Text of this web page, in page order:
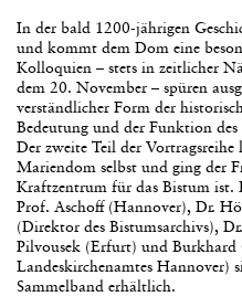
In der bald 1200-jährigen
und kommt dem Dom eine
Kolloquien – stets in zeitlicher
dem 20. November – spüren
verständlicher Form der
Bedeutung und der Funktion
Der zweite Teil der Vortragsreihe
Mariendom selbst und ging der
Kraftzentrum für das Bistum ist.
Prof. Aschoff (Hannover), Dr.
(Direktor des Bistumsarchivs),
Pilvousek (Erfurt) und Burkhard
Landeskirchenamtes Hannover)
Sammelband erhältlich.